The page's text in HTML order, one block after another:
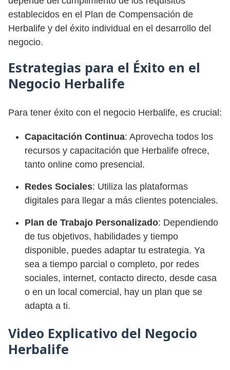
establecidos en el Plan de Compensación de
Herbalife y del éxito individual en el desarrollo del
negocio.
Estrategias para el Éxito en el
Negocio Herbalife
Para tener éxito con el negocio Herbalife, es crucial:
Capacitación Continua: Aprovecha todos los
recursos y capacitación que Herbalife ofrece,
tanto online como presencial.
Redes Sociales: Utiliza las plataformas
digitales para llegar a más clientes potenciales.
Plan de Trabajo Personalizado: Dependiendo
de tus objetivos, habilidades y tiempo
disponible, puedes adaptar tu estrategia. Ya
sea a tiempo parcial o completo, por redes
sociales, internet, contacto directo, desde casa
o en un local comercial, hay un plan que se
adapta a ti.
Video Explicativo del Negocio
Herbalife